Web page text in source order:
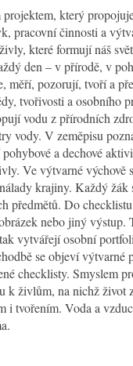
který
pracovní činnosti a
které formují náš
den – v přírodě, v
měří, pozorují, tvoří a
tvořivosti a osobního
vodu z přírodních
vody. V zeměpisu
a dechové
Ve výtvarné
krajiny. Každý
předmětů. Do
nebo jiný výstup.
vytvářejí osobní
se objeví
checklisty. Smyslem
k živlům, na nichž život
tvořením. Voda a